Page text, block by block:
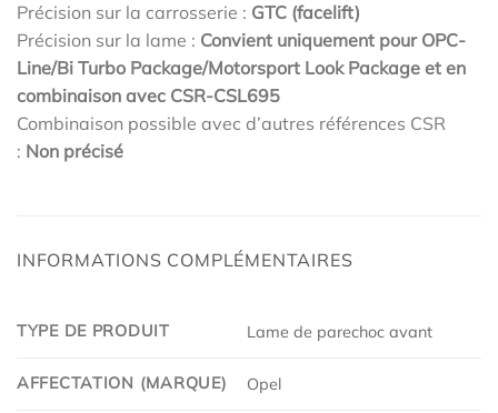
Précision sur la carrosserie : GTC (facelift)
Précision sur la lame : Convient uniquement pour OPC-
Line/Bi Turbo Package/Motorsport Look Package et en
combinaison avec CSR-CSL695
Combinaison possible avec d’autres références CSR
: Non précisé
INFORMATIONS COMPLÉMENTAIRES
TYPE DE PRODUIT Lame de parechoc avant
AFFECTATION (MARQUE) Opel